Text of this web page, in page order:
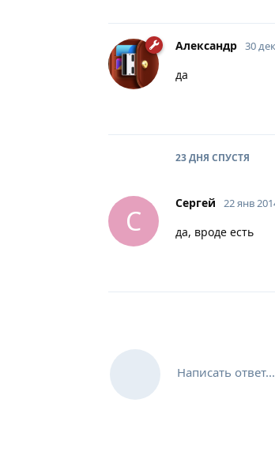
Александр 30
да
23 ДНЯ СПУСТЯ
С
Сергей 22 янв
да, вроде есть
Написать ответ...